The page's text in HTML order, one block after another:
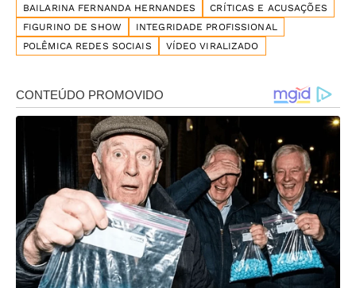
BAILARINA FERNANDA HERNANDES
CRÍTICAS E ACUSAÇÕES
FIGURINO DE SHOW
INTEGRIDADE PROFISSIONAL
POLÊMICA REDES SOCIAIS
VÍDEO VIRALIZADO